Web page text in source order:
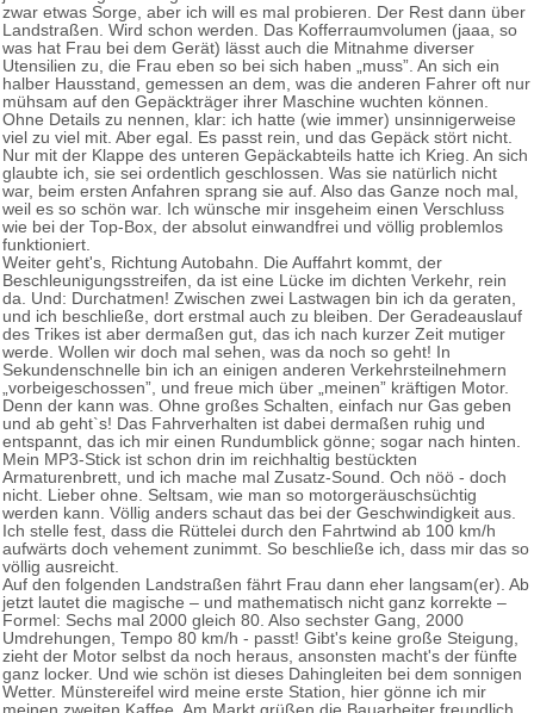
zwar etwas Sorge, aber ich will es mal probieren. Der Rest dann über
Landstraßen. Wird schon werden. Das Kofferraumvolumen (jaaa, so
was hat Frau bei dem Gerät) lässt auch die Mitnahme diverser
Utensilien zu, die Frau eben so bei sich haben „muss”. An sich ein
halber Hausstand, gemessen an dem, was die anderen Fahrer oft nur
mühsam auf den Gepäckträger ihrer Maschine wuchten können.
Ohne Details zu nennen, klar: ich hatte (wie immer) unsinnigerweise
viel zu viel mit. Aber egal. Es passt rein, und das Gepäck stört nicht.
Nur mit der Klappe des unteren Gepäckabteils hatte ich Krieg. An sich
glaubte ich, sie sei ordentlich geschlossen. Was sie natürlich nicht
war, beim ersten Anfahren sprang sie auf. Also das Ganze noch mal,
weil es so schön war. Ich wünsche mir insgeheim einen Verschluss
wie bei der Top-Box, der absolut einwandfrei und völlig problemlos
funktioniert.
Weiter geht's, Richtung Autobahn. Die Auffahrt kommt, der
Beschleunigungsstreifen, da ist eine Lücke im dichten Verkehr, rein
da. Und: Durchatmen! Zwischen zwei Lastwagen bin ich da geraten,
und ich beschließe, dort erstmal auch zu bleiben. Der Geradeauslauf
des Trikes ist aber dermaßen gut, das ich nach kurzer Zeit mutiger
werde. Wollen wir doch mal sehen, was da noch so geht! In
Sekundenschnelle bin ich an einigen anderen Verkehrsteilnehmern
„vorbeigeschossen”, und freue mich über „meinen” kräftigen Motor.
Denn der kann was. Ohne großes Schalten, einfach nur Gas geben
und ab geht`s! Das Fahrverhalten ist dabei dermaßen ruhig und
entspannt, das ich mir einen Rundumblick gönne; sogar nach hinten.
Mein MP3-Stick ist schon drin im reichhaltig bestückten
Armaturenbrett, und ich mache mal Zusatz-Sound. Och nöö - doch
nicht. Lieber ohne. Seltsam, wie man so motorgeräuschsüchtig
werden kann. Völlig anders schaut das bei der Geschwindigkeit aus.
Ich stelle fest, dass die Rüttelei durch den Fahrtwind ab 100 km/h
aufwärts doch vehement zunimmt. So beschließe ich, dass mir das so
völlig ausreicht.
Auf den folgenden Landstraßen fährt Frau dann eher langsam(er). Ab
jetzt lautet die magische – und mathematisch nicht ganz korrekte –
Formel: Sechs mal 2000 gleich 80. Also sechster Gang, 2000
Umdrehungen, Tempo 80 km/h - passt! Gibt's keine große Steigung,
zieht der Motor selbst da noch heraus, ansonsten macht's der fünfte
ganz locker. Und wie schön ist dieses Dahingleiten bei dem sonnigen
Wetter. Münstereifel wird meine erste Station, hier gönne ich mir